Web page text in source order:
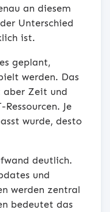
an diesem
Unterschied
ist.
geplant,
werden. Das
aber Zeit und
Je
wurde, desto
deutlich.
und
werden zentral
bedeutet das